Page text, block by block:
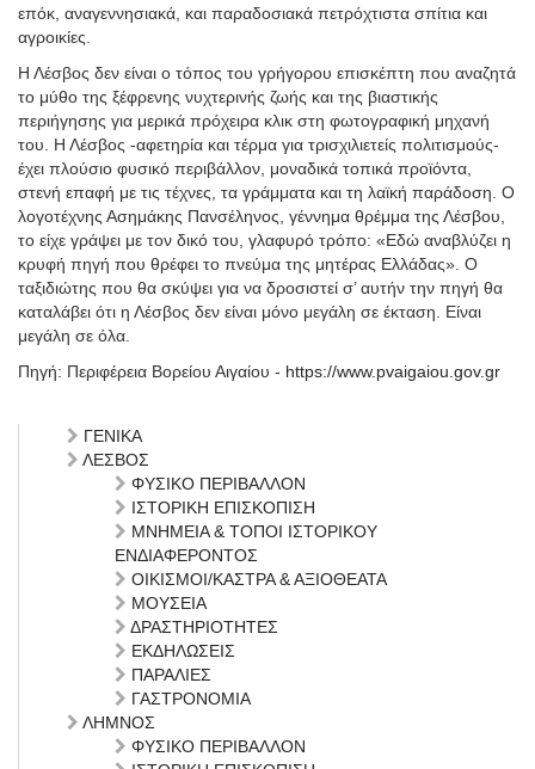
επόκ, αναγεννησιακά, και παραδοσιακά πετρόχτιστα σπίτια και
αγροικίες.
Η Λέσβος δεν είναι ο τόπος του γρήγορου επισκέπτη που αναζητά
το μύθο της ξέφρενης νυχτερινής ζωής και της βιαστικής
περιήγησης για μερικά πρόχειρα κλικ στη φωτογραφική μηχανή
του. Η Λέσβος -αφετηρία και τέρμα για τρισχιλιετείς πολιτισμούς-
έχει πλούσιο φυσικό περιβάλλον, μοναδικά τοπικά προϊόντα,
στενή επαφή με τις τέχνες, τα γράμματα και τη λαϊκή παράδοση. Ο
λογοτέχνης Ασημάκης Πανσέληνος, γέννημα θρέμμα της Λέσβου,
το είχε γράψει με τον δικό του, γλαφυρό τρόπο: «Εδώ αναβλύζει η
κρυφή πηγή που θρέφει το πνεύμα της μητέρας Ελλάδας». Ο
ταξιδιώτης που θα σκύψει για να δροσιστεί σ’ αυτήν την πηγή θα
καταλάβει ότι η Λέσβος δεν είναι μόνο μεγάλη σε έκταση. Είναι
μεγάλη σε όλα.
Πηγή: Περιφέρεια Βορείου Αιγαίου - https://www.pvaigaiou.gov.gr
ΓΕΝΙΚΑ
ΛΕΣΒΟΣ
ΦΥΣΙΚΟ ΠΕΡΙΒΑΛΛΟΝ
ΙΣΤΟΡΙΚΗ ΕΠΙΣΚΟΠΙΣΗ
ΜΝΗΜΕΙΑ & ΤΟΠΟΙ ΙΣΤΟΡΙΚΟΥ
ΕΝΔΙΑΦΕΡΟΝΤΟΣ
ΟΙΚΙΣΜΟΙ/ΚΑΣΤΡΑ & ΑΞΙΟΘΕΑΤΑ
ΜΟΥΣΕΙΑ
ΔΡΑΣΤΗΡΙΟΤΗΤΕΣ
ΕΚΔΗΛΩΣΕΙΣ
ΠΑΡΑΛΙΕΣ
ΓΑΣΤΡΟΝΟΜΙΑ
ΛΗΜΝΟΣ
ΦΥΣΙΚΟ ΠΕΡΙΒΑΛΛΟΝ